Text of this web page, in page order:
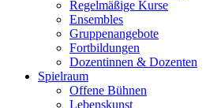
Regelmäßige Kurse
Ensembles
Gruppenangebote
Fortbildungen
Dozentinnen & Dozenten
Spielraum
Offene Bühnen
Lebenskunst